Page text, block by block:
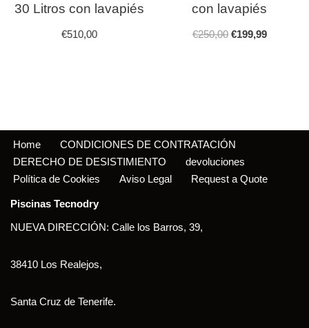
30 Litros con lavapiés
€510,00
con lavapiés
€250,00 €199,99
Home
CONDICIONES DE CONTRATACIÓN
DERECHO DE DESISTIMIENTO
devoluciones
Política de Cookies
Aviso Legal Request a Quote
Piscinas Tecnodry
NUEVA DIRECCIÓN: Calle los Barros, 39,
38410 Los Realejos,
Santa Cruz de Tenerife.